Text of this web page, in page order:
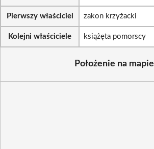
Pierwszy właściciel zakon krzyżacki
Kolejni właściciele książęta pomorscy
Położenie na mapie